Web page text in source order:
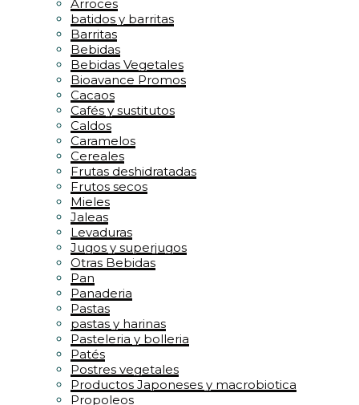
Arroces
batidos y barritas
Barritas
Bebidas
Bebidas Vegetales
Bioavance Promos
Cacaos
Cafés y sustitutos
Caldos
Caramelos
Cereales
Frutas deshidratadas
Frutos secos
Mieles
Jaleas
Levaduras
Jugos y superjugos
Otras Bebidas
Pan
Panaderia
Pastas
pastas y harinas
Pasteleria y bolleria
Patés
Postres vegetales
Productos Japoneses y macrobiotica
Propoleos